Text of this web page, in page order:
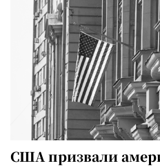
США призвали